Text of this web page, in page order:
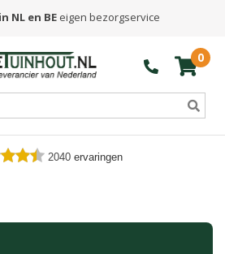
NL en BE eigen bezorgservice
0
2040 ervaringen